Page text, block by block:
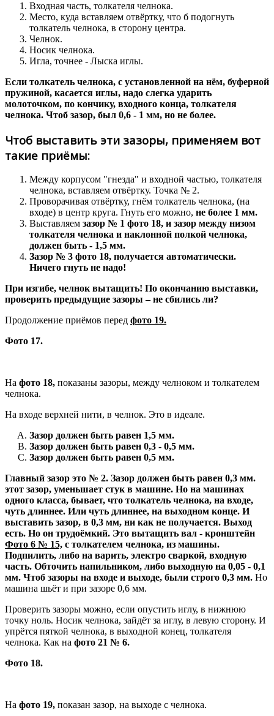
Входная часть, толкателя челнока.
Место, куда вставляем отвёртку, что б подогнуть
толкатель челнока, в сторону центра.
Челнок.
Носик челнока.
Игла, точнее - Лыска иглы.
Если толкатель челнока, с установленной на нём, буферной
пружиной, касается иглы, надо слегка ударить
молоточком, по кончику, входного конца, толкателя
челнока. Чтоб зазор, был 0,6 - 1 мм, но не более.
Чтоб выставить эти зазоры, применяем вот
такие приёмы:
Между корпусом "гнезда" и входной частью, толкателя
челнока, вставляем отвёртку. Точка № 2.
Проворачивая отвёртку, гнём толкатель челнока, (на
входе) в центр круга. Гнуть его можно, не более 1 мм.
Выставляем зазор № 1 фото 18, и зазор между низом
толкателя челнока и наклонной полкой челнока,
должен быть - 1,5 мм.
Зазор № 3 фото 18, получается автоматически.
Ничего гнуть не надо!
При изгибе, челнок вытащить! По окончанию выставки,
проверить предыдущие зазоры – не сбились ли?
Продолжение приёмов перед фото 19.
Фото 17.
На фото 18, показаны зазоры, между челноком и толкателем
челнока.
На входе верхней нити, в челнок. Это в идеале.
Зазор должен быть равен 1,5 мм.
Зазор должен быть равен 0,3 - 0,5 мм.
Зазор должен быть равен 0,5 мм.
Главный зазор это № 2. Зазор должен быть равен 0,3 мм.
этот зазор, уменьшает стук в машине. Но на машинах
одного класса, бывает, что толкатель челнока, на входе,
чуть длиннее. Или чуть длиннее, на выходном конце. И
выставить зазор, в 0,3 мм, ни как не получается. Выход
есть. Но он трудоёмкий. Это вытащить вал - кронштейн
Фото 6 № 15, с толкателем челнока, из машины.
Подпилить, либо на варить, электро сваркой, входную
часть. Обточить напильником, либо выходную на 0,05 - 0,1
мм. Чтоб зазоры на входе и выходе, были строго 0,3 мм. Но
машина шьёт и при зазоре 0,6 мм.
Проверить зазоры можно, если опустить иглу, в нижнюю
точку ноль. Носик челнока, зайдёт за иглу, в левую сторону. И
упрётся пяткой челнока, в выходной конец, толкателя
челнока. Как на фото 21 № 6.
Фото 18.
На фото 19, показан зазор, на выходе с челнока.